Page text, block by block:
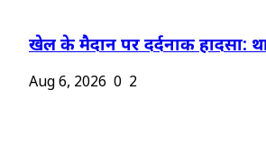
खेल के मैदान पर दर्दनाक हादसा:
Aug 6, 2026 0 2